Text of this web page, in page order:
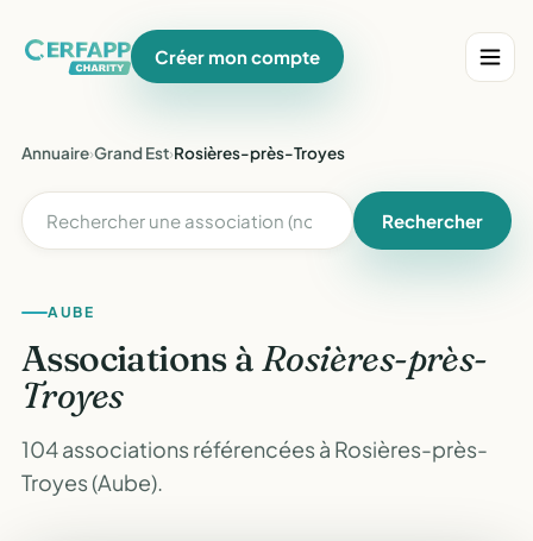
Créer mon compte
Annuaire›Grand Est›Rosières-près-Troyes
Rechercher
AUBE
Associations àRosières-près-
Troyes
104 associations référencées à Rosières-près-
Troyes (Aube).